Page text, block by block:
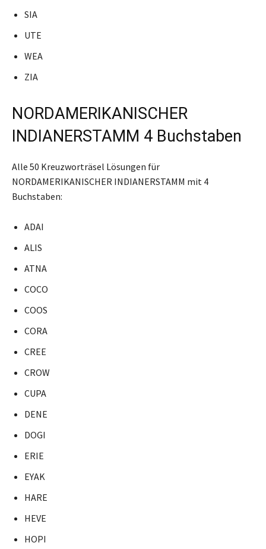
SIA
UTE
WEA
ZIA
NORDAMERIKANISCHER
INDIANERSTAMM 4 Buchstaben
Alle 50 Kreuzworträsel Lösungen für
NORDAMERIKANISCHER INDIANERSTAMM mit 4
Buchstaben:
ADAI
ALIS
ATNA
COCO
COOS
CORA
CREE
CROW
CUPA
DENE
DOGI
ERIE
EYAK
HARE
HEVE
HOPI